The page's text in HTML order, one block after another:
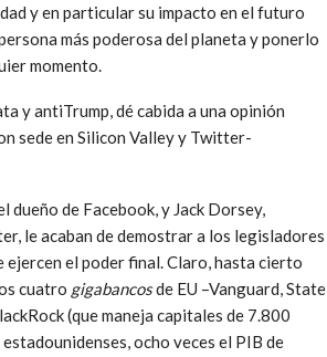
y en particular su impacto en el futuro
más poderosa del planeta y ponerlo
momento.
y antiTrump, dé cabida a una opinión
sede en Silicon Valley y Twitter-
dueño de Facebook, y Jack Dorsey,
le acaban de demostrar a los legisladores
ejercen el poder final. Claro, hasta cierto
cuatro gigabancosde EU –Vanguard, State
(que maneja capitales de 7.800
ocho veces el PIB de